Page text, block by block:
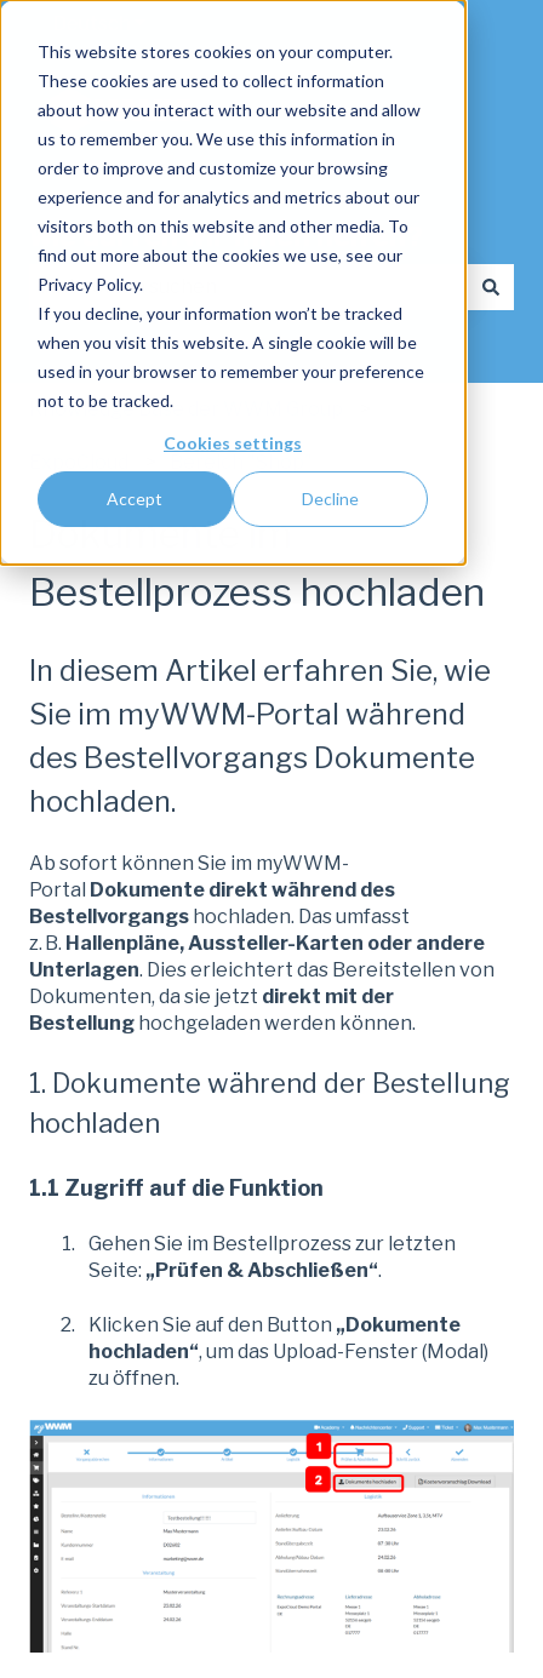
This website stores cookies on your computer.
These cookies are used to collect information
about how you interact with our website and allow
us to remember you. We use this information in
order to improve and customize your browsing
experience and for analytics and metrics about our
visitors both on this website and other media. To
find out more about the cookies we use, see our
Privacy Policy.
If you decline, your information won’t be tracked
when you visit this website. A single cookie will be
used in your browser to remember your preference
not to be tracked.
Cookies settings
Accept Decline
Wie dürfen wir Ihnen helfen?
Es gibt keine Vorschläge, da das Suchfeld leer ist.
Knowledge Base der WWM Group
Dokumente im
Bestellprozess hochladen
In diesem Artikel erfahren Sie, wie
Sie im myWWM-Portal während
des Bestellvorgangs Dokumente
hochladen.
Ab sofort können Sie im myWWM-
Portal Dokumente direkt während des
Bestellvorgangs hochladen. Das umfasst
z. B. Hallenpläne, Aussteller-Karten oder andere
Unterlagen. Dies erleichtert das Bereitstellen von
Dokumenten, da sie jetzt direkt mit der
Bestellung hochgeladen werden können.
1. Dokumente während der Bestellung
hochladen
1.1 Zugriff auf die Funktion
Gehen Sie im Bestellprozess zur letzten
Seite: „Prüfen & Abschließen“.
Klicken Sie auf den Button „Dokumente
hochladen“, um das Upload-Fenster (Modal)
zu öffnen.